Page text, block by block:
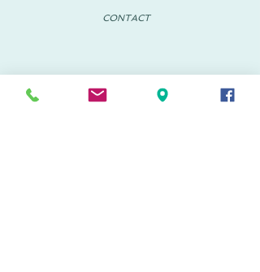
© 2018 PACHUS Espagne-Mexique
CONTACT